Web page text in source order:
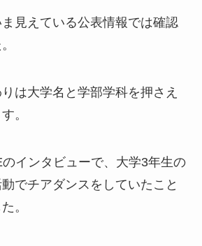
見えている公表情報では確認
は大学名と学部学科を押さえ
。
インタビューで、大学3年生の
でチアダンスをしていたこと
。